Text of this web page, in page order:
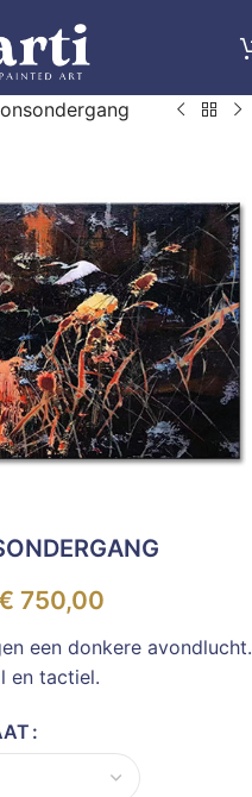
750,00
een donkere avondlucht.
en tactiel.